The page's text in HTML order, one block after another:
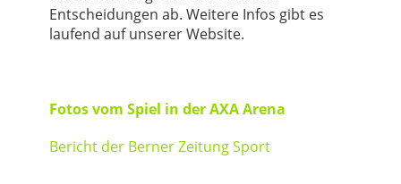
Entscheidungen ab. Weitere Infos gibt es
laufend auf unserer Website.
Fotos vom Spiel in der AXA Arena
Bericht der Berner Zeitung Sport